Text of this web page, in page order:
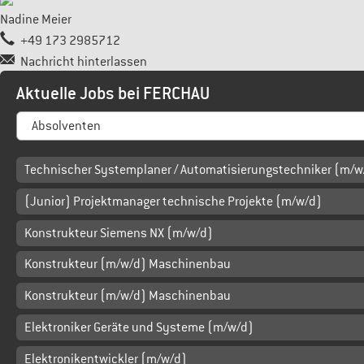
Nadine Meier
+49 173 2985712
Nachricht hinterlassen
Aktuelle Jobs bei FERCHAU
Technischer Systemplaner / Automatisierungstechniker (m/
(Junior) Projektmanager technische Projekte (m/w/d)
Konstrukteur Siemens NX (m/w/d)
Konstrukteur (m/w/d) Maschinenbau
Konstrukteur (m/w/d) Maschinenbau
Elektroniker Geräte und Systeme (m/w/d)
Elektronikentwickler (m/w/d)